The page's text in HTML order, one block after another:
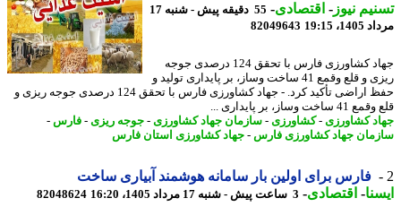
نیوز-اقتصادی-
55 دقیقه پیش - شنبه 17
19:15
82049643
جهاد کشاورزی فارس با تحقق 124 درصدی جوجه
ریزی و قلع وقمع 41 ساخت وساز، بر پایداری تولید و
حفظ اراضی تأکید کرد. - جهاد کشاورزی فارس با تحقق 124 درصدی جوجه ریزی و
وساز، بر پایداری ...
کشاورزی- کشاورزی- سازمان جهاد کشاورزی- جوجه ریزی - فارس-
جهاد کشاورزی فارس-جهاد کشاورزی استان فارس
فارس برای اولین بار سامانه هوشمند آبیاری ساخت
-اقتصادی-3 ساعت پیش - شنبه 17 مرداد 1405، 16:20 82048624